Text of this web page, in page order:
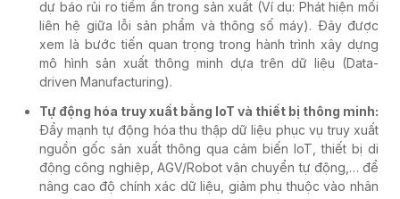
dự báo rủi ro tiềm ẩn trong sản xuất (Ví dụ: Phát hiện mối
liên hệ giữa lỗi sản phẩm và thông số máy). Đây được
xem là bước tiến quan trọng trong hành trình xây dựng
mô hình sản xuất thông minh dựa trên dữ liệu (Data-
driven Manufacturing).
Tự động hóa truy xuất bằng IoT và thiết bị thông minh:
Đẩy mạnh tự động hóa thu thập dữ liệu phục vụ truy xuất
nguồn gốc sản xuất thông qua cảm biến IoT, thiết bị di
động công nghiệp, AGV/Robot vận chuyển tự động,… để
nâng cao độ chính xác dữ liệu, giảm phụ thuộc vào nhân